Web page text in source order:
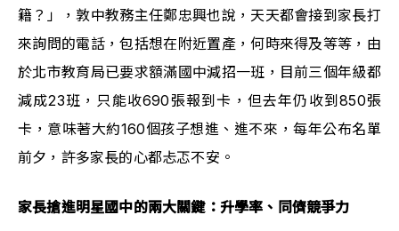
籍？」，敦中教務主任鄭忠興也說，天天都會接到家長打
來詢問的電話，包括想在附近置產，何時來得及等等，由
於北市教育局已要求額滿國中減招一班，目前三個年級都
減成23班，只能收690張報到卡，但去年仍收到850張
卡，意味著大約160個孩子想進、進不來，每年公布名單
前夕，許多家長的心都忐忑不安。
家長搶進明星國中的兩大關鍵：升學率、同儕競爭力